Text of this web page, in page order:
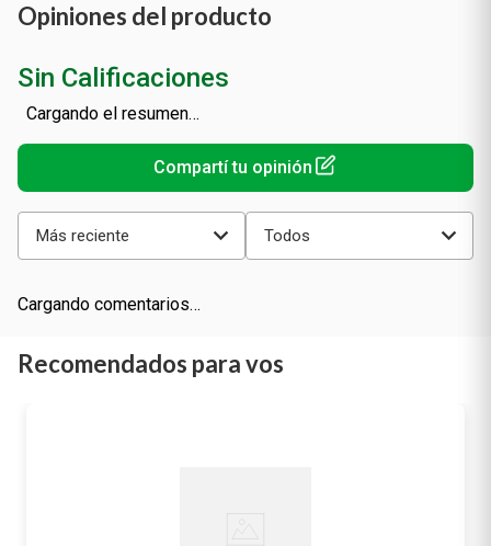
Opiniones del producto
Sin Calificaciones
Cargando el resumen…
Más reciente Todos
Cargando comentarios…
Recomendados para vos